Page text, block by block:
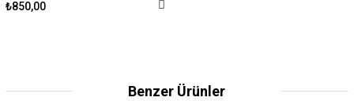
₺850,00
Benzer Ürünler